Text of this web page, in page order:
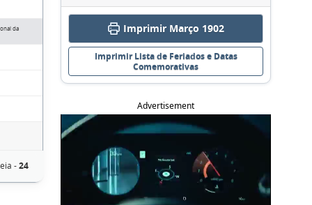
da
-24
Imprimir Março 1902
Imprimir Lista de Feriados e Datas
Comemorativas
Advertisement